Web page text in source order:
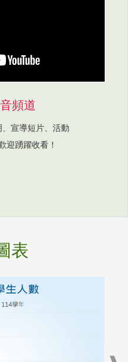
頻道
宣導短片、活動
迎踴躍收看！
表